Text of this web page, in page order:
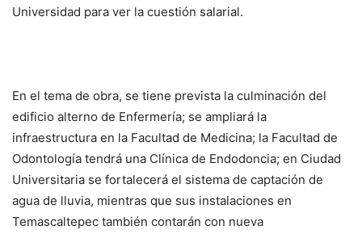
Universidad para ver la cuestión salarial.
En el tema de obra, se tiene prevista la culminación del
edificio alterno de Enfermería; se ampliará la
infraestructura en la Facultad de Medicina; la Facultad de
Odontología tendrá una Clínica de Endodoncia; en Ciudad
Universitaria se fortalecerá el sistema de captación de
agua de lluvia, mientras que sus instalaciones en
Temascaltepec también contarán con nueva